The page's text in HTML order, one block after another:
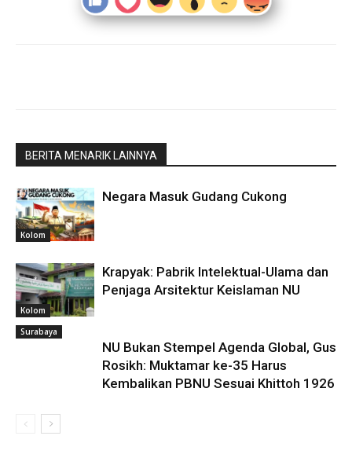
BERITA MENARIK LAINNYA
Kolom
Negara Masuk Gudang Cukong
Kolom
Krapyak: Pabrik Intelektual-Ulama dan
Penjaga Arsitektur Keislaman NU
Surabaya
NU Bukan Stempel Agenda Global, Gus
Rosikh: Muktamar ke-35 Harus
Kembalikan PBNU Sesuai Khittoh 1926